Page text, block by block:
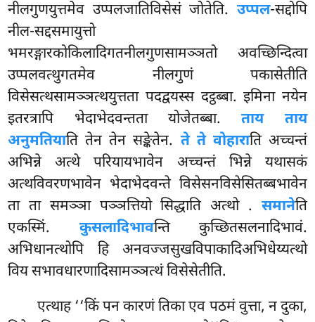
नीलगुणयुत्तमेव उप्पलजातिविसेसं जोतेति. उप्पल-सद्दोपि
नील-सद्दसमायुत्तो
भमरङ्गारकोकिलादिगतनीलगुणसामञ्ञतो अवच्छिन्दित्वा
उप्पलवत्थुगतमेव नीलगुणं पकासेतीति
विसेसत्थसामञ्ञत्थयुत्तता पदद्वयस्स दट्ठब्बा. इमिना नयेन
इतरत्रापि भेदाभेदवन्तता योजेतब्बा.ताय ताय
अनुमतियाति तेन तेन सङ्केतेन. ते ते वोहाराति अच्चन्तं
अभिन्ने अत्थे परियायभावेन अच्चन्तं भिन्ने यथासकं
अत्थविवरणभावेन भेदाभेदवन्ते विसेसनविसेसितब्बभावेन
ता ता समञ्ञा पञ्ञत्तियो सिद्धाति अत्थो . समानेति
एकस्मिं. कुसलादिभावन्ति कुच्छितसलनादिभावं.
अभिधानत्थोपि हि अनवज्जसुखविपाकादिअभिधेय्यत्थो
विय सभावधारणादिसामञ्ञत्थं विसेसेतीति.
एत्थाह ‘‘किं पन कारणं तिका एव पठमं वुत्ता, न दुका,